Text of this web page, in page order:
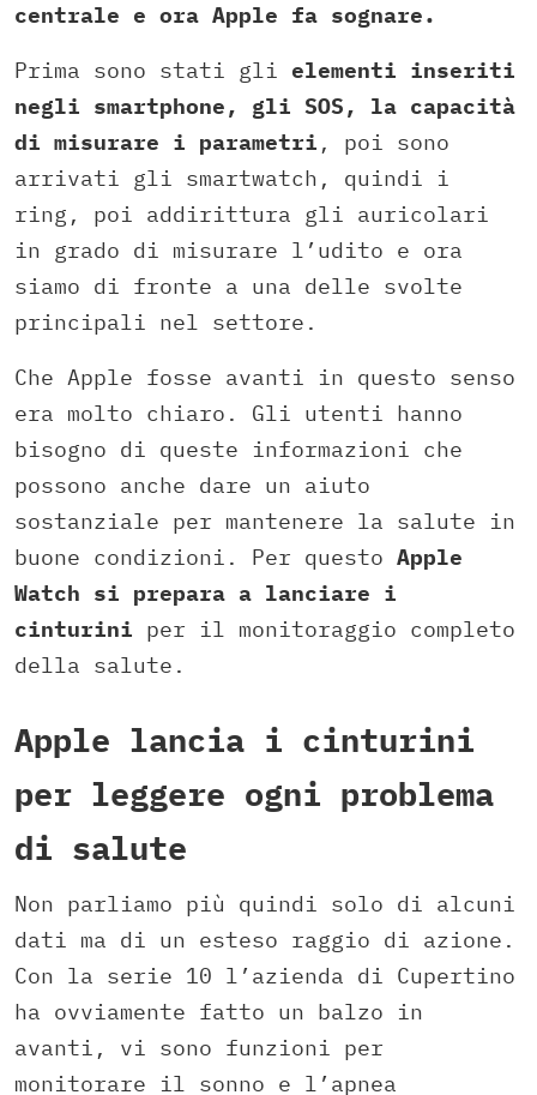
centrale e ora Apple fa sognare.
Prima sono stati gli elementi inseriti
negli smartphone, gli SOS, la capacità
di misurare i parametri , poi sono
arrivati gli smartwatch, quindi i
ring, poi addirittura gli auricolari
in grado di misurare l’udito e ora
siamo di fronte a una delle svolte
principali nel settore.
Che Apple fosse avanti in questo senso
era molto chiaro. Gli utenti hanno
bisogno di queste informazioni che
possono anche dare un aiuto
sostanziale per mantenere la salute in
buone condizioni. Per questo Apple
Watch si prepara a lanciare i
cinturini per il monitoraggio completo
della salute.
Apple lancia i cinturini
per leggere ogni problema
di salute
Non parliamo più quindi solo di alcuni
dati ma di un esteso raggio di azione.
Con la serie 10 l’azienda di Cupertino
ha ovviamente fatto un balzo in
avanti, vi sono funzioni per
monitorare il sonno e l’apnea